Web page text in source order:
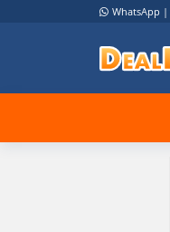
WhatsApp |